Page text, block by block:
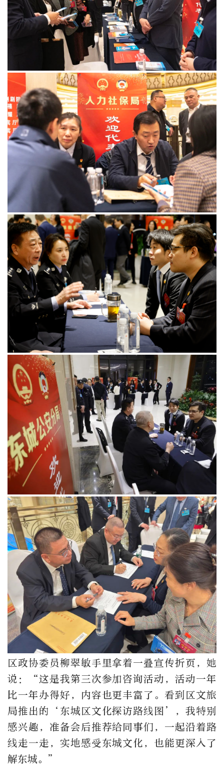
区政协委员柳翠敏手里拿着一叠宣传折页，她
说：“这是我第三次参加咨询活动，活动一年
比一年办得好，内容也更丰富了。看到区文旅
局推出的‘东城区文化探访路线图’，我特别
感兴趣，准备会后推荐给同事们，一起沿着路
线走一走，实地感受东城文化，也能更深入了
解东城。”